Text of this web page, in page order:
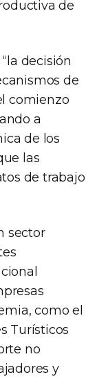
de
decisión
de
comienzo
a
de los
las
de trabajo
sector
como el
Turísticos
no
y